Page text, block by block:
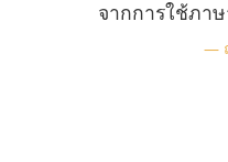
จากการใช้ภา